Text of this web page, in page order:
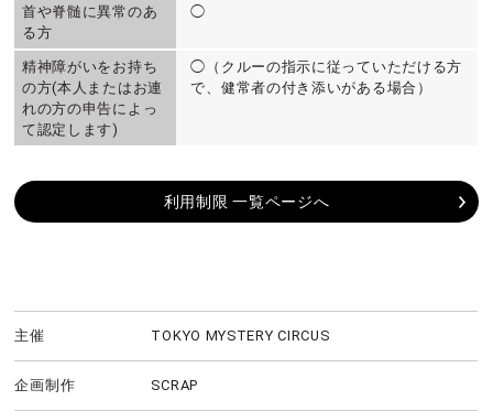
首や脊髄に異常のあ
る方
◯
精神障がいをお持ち
の方(本人またはお連
れの方の申告によっ
て認定します)
◯（クルーの指示に従っていただける方
で、健常者の付き添いがある場合）
利用制限 一覧ページへ
主催 TOKYO MYSTERY CIRCUS
企画制作 SCRAP